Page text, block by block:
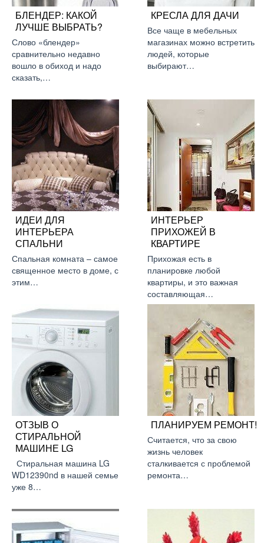
БЛЕНДЕР: КАКОЙ
ЛУЧШЕ ВЫБРАТЬ?
Слово «блендер»
сравнительно недавно
вошло в обиход и надо
сказать,…
КРЕСЛА ДЛЯ ДАЧИ
Все чаще в мебельных
магазинах можно встретить
людей, которые
выбирают…
ИДЕИ ДЛЯ
ИНТЕРЬЕРА
СПАЛЬНИ
Спальная комната – самое
священное место в доме, с
этим…
ИНТЕРЬЕР
ПРИХОЖЕЙ В
КВАРТИРЕ
Прихожая есть в
планировке любой
квартиры, и это важная
составляющая…
ОТЗЫВ О
СТИРАЛЬНОЙ
МАШИНЕ LG
Стиральная машина LG
WD12390nd в нашей семье
уже 8…
ПЛАНИРУЕМ РЕМОНТ!
Считается, что за свою
жизнь человек
сталкивается с проблемой
ремонта…